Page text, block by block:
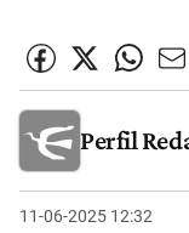
Perfil
11-06-2025 12:32